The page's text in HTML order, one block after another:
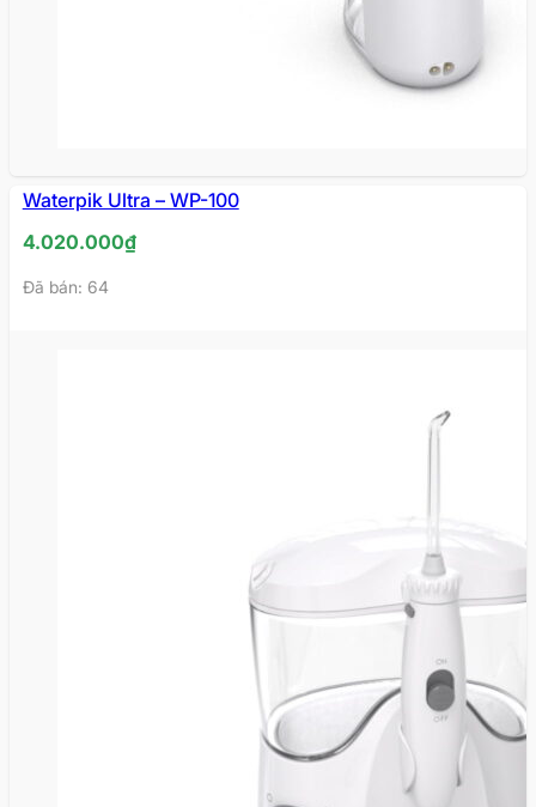
HẾT
Waterpik Ultra – WP-100
4.020.000₫
Đã bán: 64